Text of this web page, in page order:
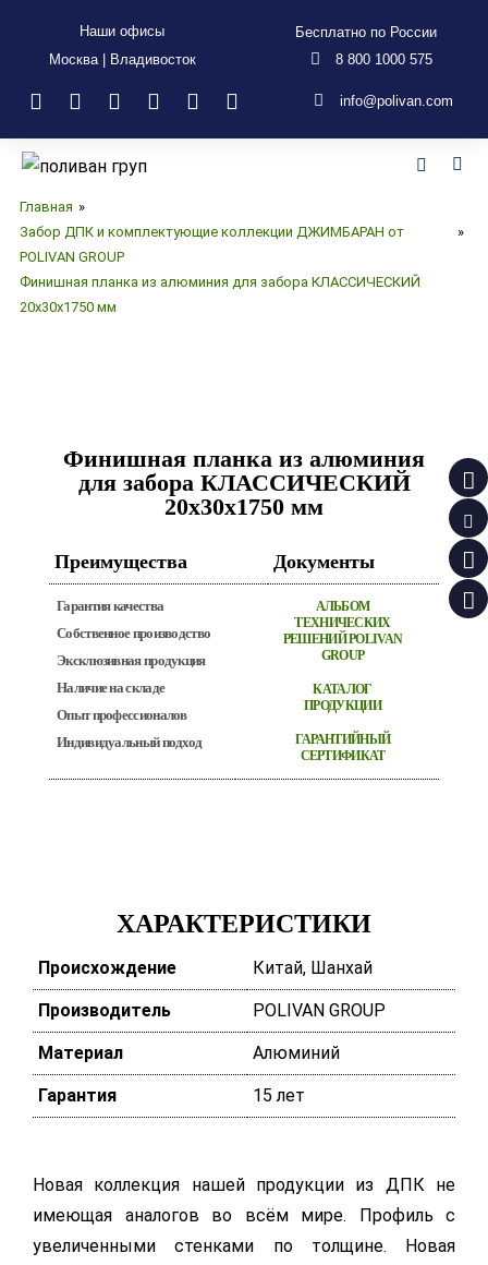
Наши офисы
Москва | Владивосток
Бесплатно по России
8 800 1000 575
info@polivan.com
Главная »
Забор ДПК и комплектующие коллекции ДЖИМБАРАН от
POLIVAN GROUP
»
Финишная планка из алюминия для забора КЛАССИЧЕСКИЙ
20х30х1750 мм
Финишная планка из алюминия
для забора КЛАССИЧЕСКИЙ
20х30х1750 мм
Преимущества Документы
Гарантия качества
Собственное производство
Эксклюзивная продукция
Наличие на складе
Опыт профессионалов
Индивидуальный подход
АЛЬБОМ
ТЕХНИЧЕСКИХ
РЕШЕНИЙ POLIVAN
GROUP
КАТАЛОГ
ПРОДУКЦИИ
ГАРАНТИЙНЫЙ
СЕРТИФИКАТ
ХАРАКТЕРИСТИКИ
Происхождение Китай, Шанхай
Производитель POLIVAN GROUP
Материал Алюминий
Гарантия 15 лет
Новая коллекция нашей продукции из ДПК не
имеющая аналогов во всём мире. Профиль с
увеличенными стенками по толщине. Новая